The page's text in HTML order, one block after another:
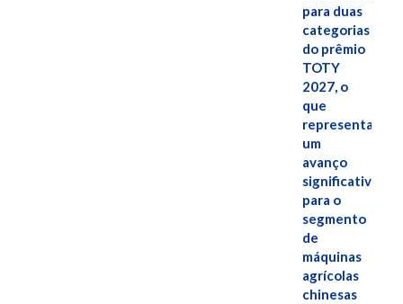
para duas
categorias
do prêmio
TOTY
2027, o
que
representa
um
avanço
significativo
para o
segmento
de
máquinas
agrícolas
chinesas